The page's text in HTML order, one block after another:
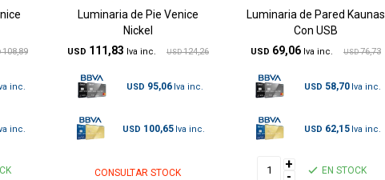
108,89
Luminaria de Pie Venice
Nickel
USD 111,83 USD 124,26
USD 95,06
USD 100,65
CONSULTAR STOCK
Luminaria de Pared Kaunas
Con USB
USD 69,06 USD 76,73
USD 58,70
USD 62,15
+
- EN STOCK